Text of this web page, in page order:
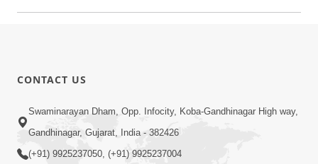
CONTACT US
Swaminarayan Dham, Opp. Infocity, Koba-Gandhinagar High way,
Gandhinagar, Gujarat, India - 382426
(+91) 9925237050, (+91) 9925237004